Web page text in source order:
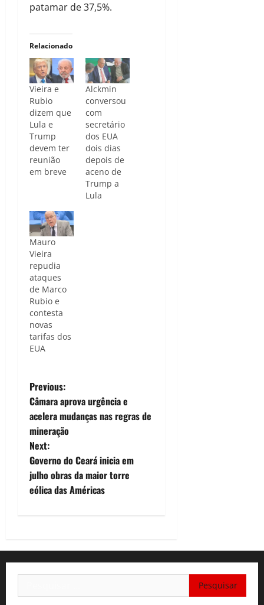
patamar de 37,5%.
Relacionado
Vieira e
Rubio
dizem que
Lula e
Trump
devem ter
reunião
em breve
Alckmin
conversou
com
secretário
dos EUA
dois dias
depois de
aceno de
Trump a
Lula
Mauro
Vieira
repudia
ataques
de Marco
Rubio e
contesta
novas
tarifas dos
EUA
P
o
s
t
n
i
g
Previous:
Câmara aprova urgência e
acelera mudanças nas regras de
mineração
Next:
Governo do Ceará inicia em
julho obras da maior torre
eólica das Américas
por: